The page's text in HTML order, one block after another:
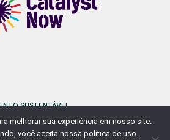
SUSTENTÁVEL
melhorar sua experiência em nosso site.
você aceita nossa política de uso.